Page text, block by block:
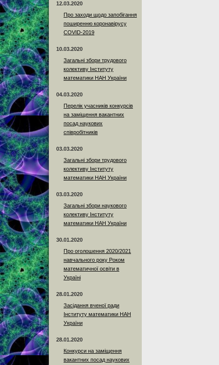
12.03.2020
Про заходи щодо запобігання
поширенню коронавірусу
COVID-2019
10.03.2020
Загальні збори трудового
колективу Інституту
математики НАН України
04.03.2020
Перелік учасників конкурсів
на заміщення вакантних
посад наукових
співробітників
03.03.2020
Загальні збори трудового
колективу Інституту
математики НАН України
03.03.2020
Загальні збори наукового
колективу Інституту
математики НАН України
30.01.2020
Про оголошення 2020/2021
навчального року Роком
математичної освіти в
Україні
28.01.2020
Засідання вченої ради
Інституту математики НАН
України
28.01.2020
Конкурси на заміщення
вакантних посад наукових